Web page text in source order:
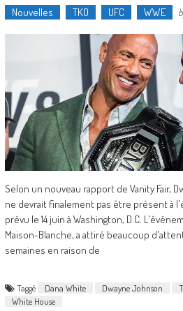
Nouvelles TKO UFC WWE
Selon un nouveau rapport de Vanity Fair,
ne devrait finalement pas être présent à
prévu le 14 juin à Washington, D.C.
Maison-Blanche, a attiré beaucoup
semaines en raison de
Taggé Dana White Dwayne Johnson
White House